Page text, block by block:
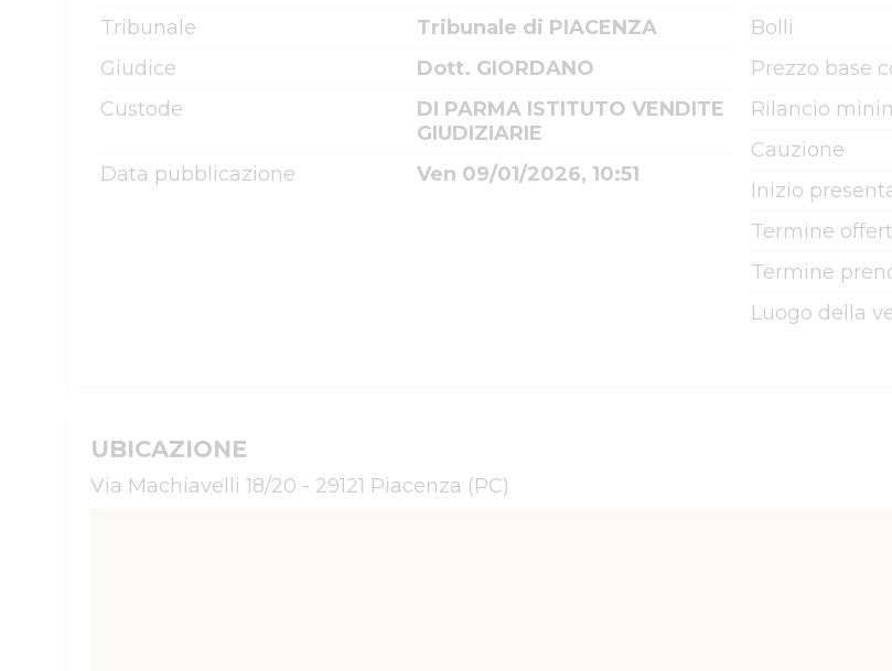
Tribunale
Tribunale di PIACENZA
Giudice
Dott. GIORDANO
Custode
DI PARMA ISTITUTO VENDITE
GIUDIZIARIE
Data pubblicazione
Ven 09/01/2026, 10:51
Bolli
Prezzo base
Rilancio
Cauzione
Inizio
Termine
Termine
Luogo della
UBICAZIONE
Via Machiavelli 18/20 - 29121 Piacenza (PC)